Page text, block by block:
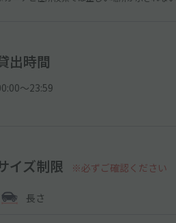
出時間
〜23:59
イズ制限 ※必ずご確認ください
長さ